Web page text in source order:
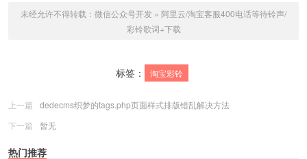
未经允许不得转载： 微信公众号开发 » 阿里云/淘宝客服400电话等待铃声/
彩铃歌词+下载
标签： 淘宝彩铃
上一篇
dedecms织梦的tags.php页面样式排版错乱解决方法
下一篇
暂无
热门推荐